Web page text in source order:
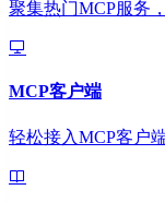
聚集热门MCP服务
MCP客户端
轻松接入MCP客户